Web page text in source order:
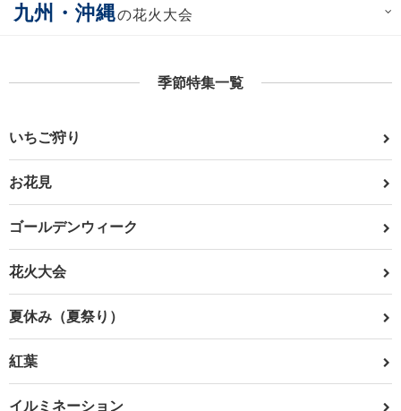
九州・沖縄の花火大会
季節特集一覧
いちご狩り
お花見
ゴールデンウィーク
花火大会
夏休み（夏祭り）
紅葉
イルミネーション